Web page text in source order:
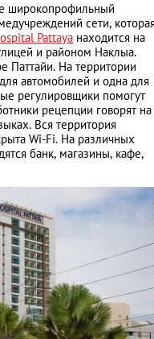
широкопрофильный
сети,
Pattaya находится на
и районом Наклыа.
Паттайи. На территории
автомобилей и одна для
регулировщики помогут
рецепции говорят на
Вся территория
Wi-Fi. На различных
банк, магазины, кафе,